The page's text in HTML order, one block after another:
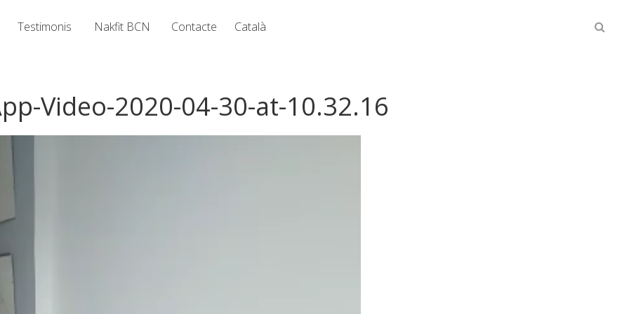
Testimonis Nakfit BCN Contacte Català
Search
Video-2020-04-30-at-10.32.16